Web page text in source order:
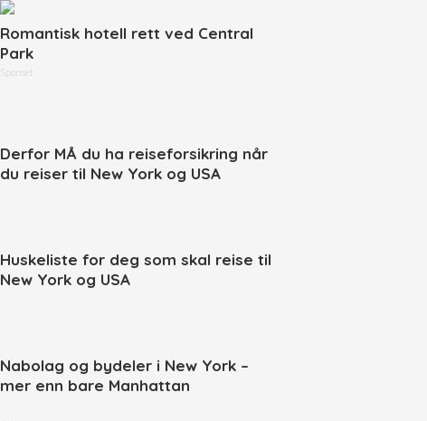
Romantisk hotell rett ved Central
Park
Sponset
Derfor MÅ du ha reiseforsikring når
du reiser til New York og USA
Huskeliste for deg som skal reise til
New York og USA
Nabolag og bydeler i New York –
mer enn bare Manhattan